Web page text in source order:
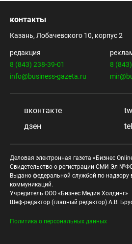
контакты
Казань, Лобачевского 10, корпус 2
редакция
8 (843) 238-39-01
info@business-gazeta.ru
8
вконтакте
дзен
Деловая электронная газета «Бизнес
Свидетельство о регистрации СМИ Эл
Выдано федеральной службой по надзору
коммуникаций.
Учредитель ООО «Бизнес Медия Холдинг»
Шеф-редактор (главный редактор) А.В.
Политика о персональных данных